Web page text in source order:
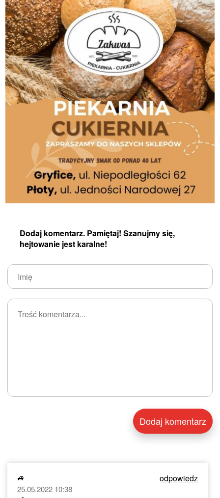
Dodaj komentarz. Pamiętaj! Szanujmy się,
hejtowanie jest karalne!
🚙 odpowiedz
25.05.2022 10:38